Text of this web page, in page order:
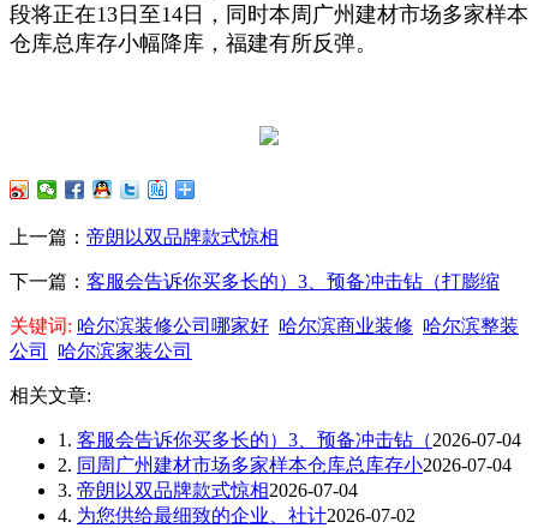
段将正在13日至14日，同时本周广州建材市场多家样本
仓库总库存小幅降库，福建有所反弹。
上一篇： 帝朗以双品牌款式惊相
下一篇： 客服会告诉你买多长的）3、预备冲击钻（打膨缩
关键词: 哈尔滨装修公司哪家好 哈尔滨商业装修 哈尔滨整装
公司
哈尔滨家装公司
相关文章:
1. 客服会告诉你买多长的）3、预备冲击钻（2026-07-04
2. 同周广州建材市场多家样本仓库总库存小2026-07-04
3. 帝朗以双品牌款式惊相2026-07-04
4. 为您供给最细致的企业、社计2026-07-02